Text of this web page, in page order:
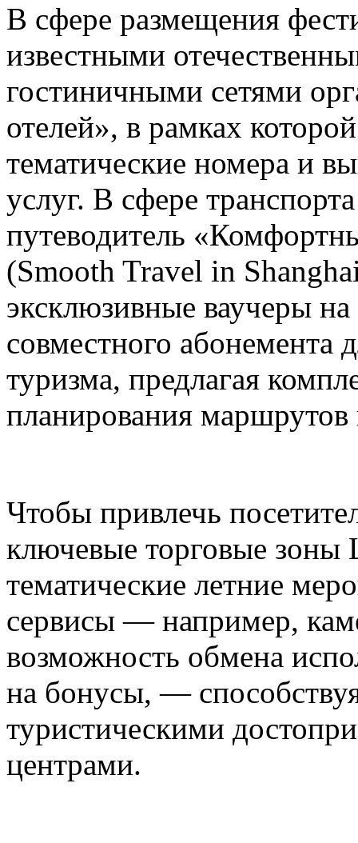
В сфере размещения
известными
гостиничными сетями
отелей», в рамках
тематические номера и
услуг. В сфере
путеводитель
(Smooth Travel in
эксклюзивные ваучеры
совместного абонемента
туризма, предлагая
планирования маршрутов
Чтобы привлечь
ключевые торговые зоны
тематические летние
сервисы — например,
возможность обмена
на бонусы, —
туристическими
центрами.